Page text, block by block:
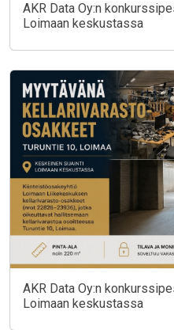
AKR Data Oy:n
Loimaan keskustassa
AKR Data Oy:n
Loimaan keskustassa